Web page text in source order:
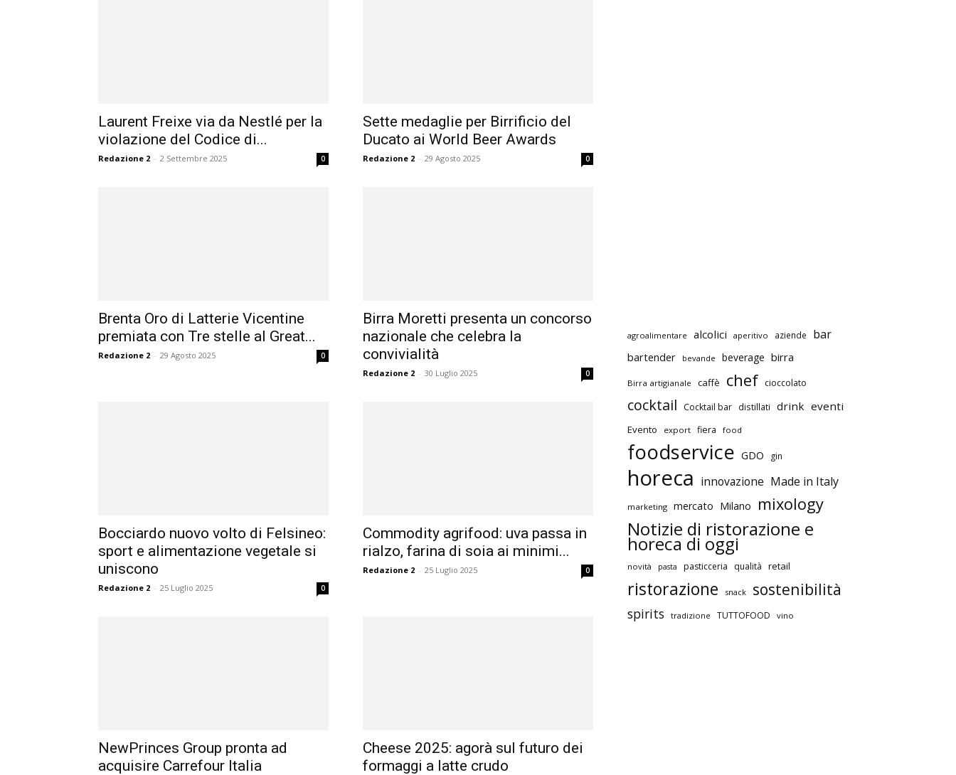
Laurent Freixe via da Nestlé per la
violazione del Codice di...
Redazione 2 - 2 Settembre 2025 0
Sette medaglie per Birrificio del
Ducato ai World Beer Awards
Redazione 2 - 29 Agosto 2025 0
Brenta Oro di Latterie Vicentine
premiata con Tre stelle al Great...
Redazione 2 - 29 Agosto 2025 0
Birra Moretti presenta un concorso
nazionale che celebra la
convivialità
Redazione 2 - 30 Luglio 2025 0
Bocciardo nuovo volto di Felsineo:
sport e alimentazione vegetale si
uniscono
Redazione 2 - 25 Luglio 2025 0
Commodity agrifood: uva passa in
rialzo, farina di soia ai minimi...
Redazione 2 - 25 Luglio 2025 0
NewPrinces Group pronta ad
acquisire Carrefour Italia
Cheese 2025: agorà sul futuro dei
formaggi a latte crudo
agroalimentare alcolici aperitivo aziende bar
bartender bevande beverage birra
Birra artigianale caffè chef cioccolato
cocktail Cocktail bar distillati drink eventi
Evento export fiera food
foodservice GDO gin
horeca innovazione Made in Italy
marketing mercato Milano mixology
Notizie di ristorazione e
horeca di oggi
novità pasta pasticceria qualità retail
ristorazione snack sostenibilità
spirits tradizione TUTTOFOOD vino